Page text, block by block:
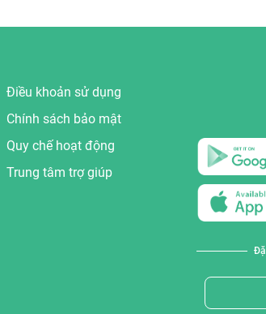
Điều khoản sử dụng
Chính sách bảo mật
Quy chế hoạt động
Trung tâm trợ giúp